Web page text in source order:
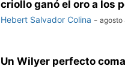
criollo ganó el oro a los
Hebert Salvador Colina - agosto
Un Wilyer perfecto